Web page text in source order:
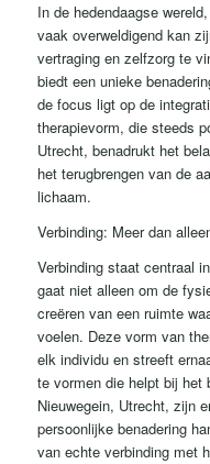
In de hedendaagse
vaak overweldigend kan
vertraging en zelfzorg te
biedt een unieke
de focus ligt op de
therapievorm, die steeds
Utrecht, benadrukt het
het terugbrengen van de
lichaam.
Verbinding: Meer dan
Verbinding staat centraal
gaat niet alleen om de
creëren van een ruimte
voelen. Deze vorm van
elk individu en streeft
te vormen die helpt bij het
Nieuwegein, Utrecht, zijn
persoonlijke benadering
van echte verbinding met